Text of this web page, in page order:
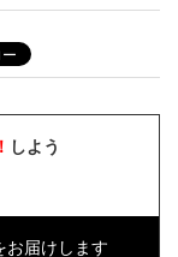
しよう
届けします